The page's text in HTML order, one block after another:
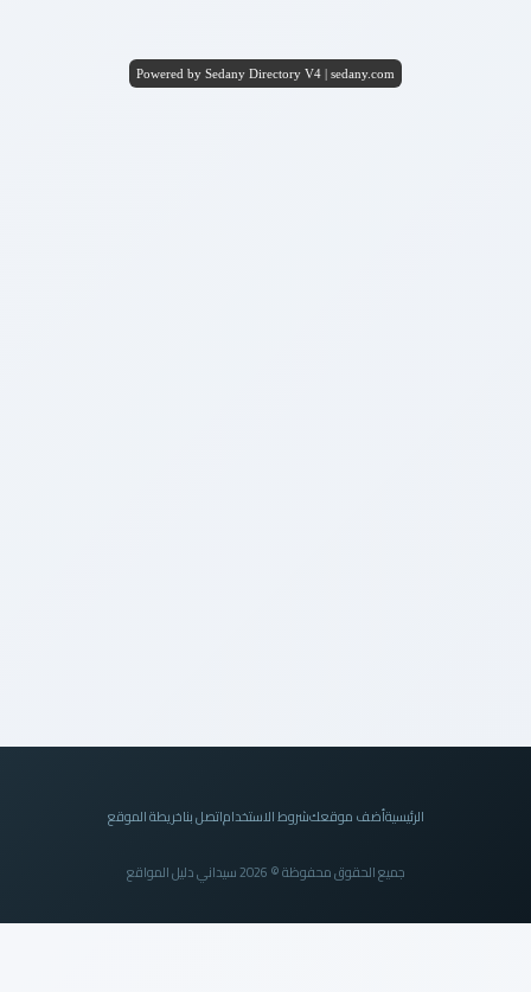
Powered by Sedany Directory V4 | sedany.com
أضف موقعكشروط الاستخداماتصل بناخريطة الموقع
جميع الحقوق محفوظة © 2026 سيداني دليل المواقع